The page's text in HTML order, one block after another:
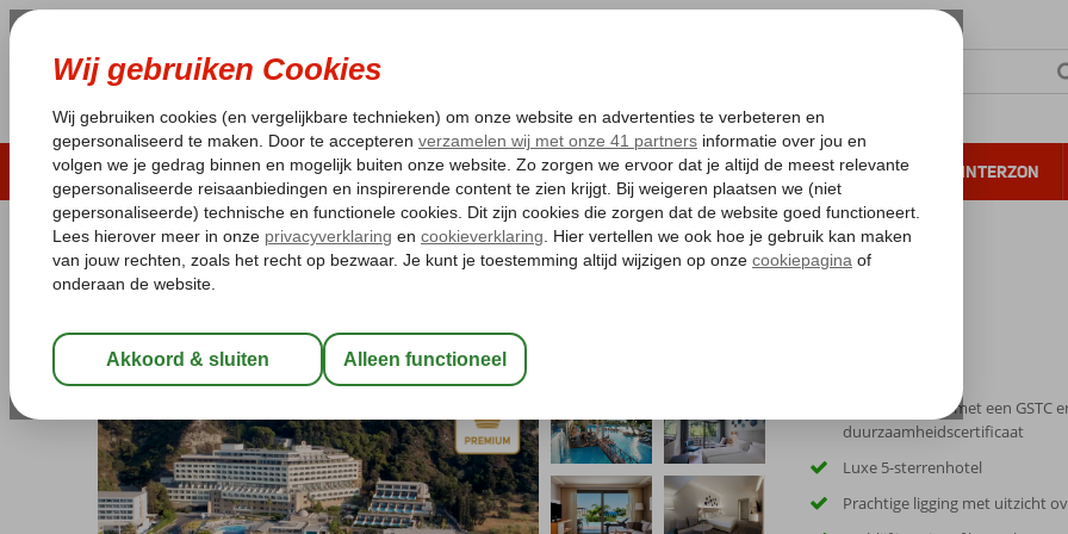
LAST MINUTE ZOMER 2026 ZONVAKANTIE VERRE REIZEN ALL INCLUSIVE WINTERZON
Pakketgarantie Laagsteprijsgarantie* Gratis annuleren*
Home
Griekenland Rhodos
Amus Hotel & Spa (Ex. Rhodes Bay Hotel & Spa)
Logies en ontbijt-Hotel
Accommodatie met een GSTC
duurzaamheidscertificaat
Luxe 5-sterrenhotel
Prachtige ligging met uitzicht